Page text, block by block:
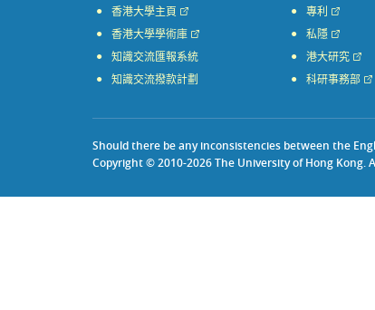
香港大學主頁
香港大學學術庫
知識交流匯報系統
知識交流撥款計劃
專利
私隱
港大研究
科研事務部
Should there be any inconsistencies between the
Copyright © 2010-2026 The University of Hong Kong.